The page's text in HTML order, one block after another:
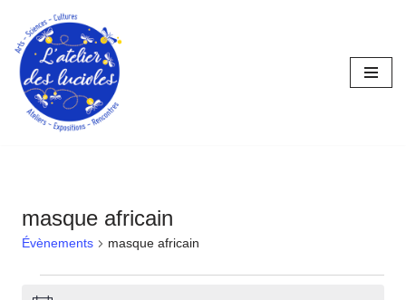
Aller
au
contenu
masque africain
Évènements masque africain